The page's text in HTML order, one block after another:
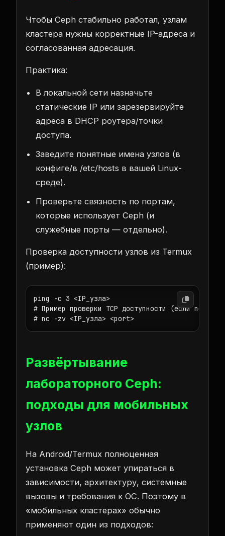
Чтобы Ceph стабильно работал, узлам
кластера нужны корректные IP-адреса и
согласованная адресация.
Практика:
В локальной сети назначьте
статические IP или зарезервируйте
адреса в DHCP роутера/точки
доступа.
Заведите понятные имена узлов (в
конфиге/в /etc/hosts в вашей Linux-
среде).
Проверьте связность по портам,
которые использует Ceph (и
служебные порты — отдельно).
Проверка доступности узлов из Termux
(пример):
ping -c 3 <IP_узла>
# Пример проверки TCP доступности (если netcat
# nc -zv <IP_узла> <port>
Развёртывание
лабораторного Ceph:
подходы для мобильных
узлов
На Android/Termux полноценная
установка Ceph может упираться в
зависимости, архитектуру, системные
вызовы и требования к ОС. Поэтому в
«мобильных кластерах» обычно
применяют один из подходов: